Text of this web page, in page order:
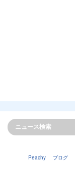
Peachy ブログ